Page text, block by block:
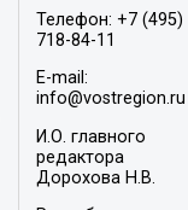
Телефон: +7 (495)
718-84-11
E-mail:
info@vostregion.ru
И.О. главного
редактора
Дорохова Н.В.